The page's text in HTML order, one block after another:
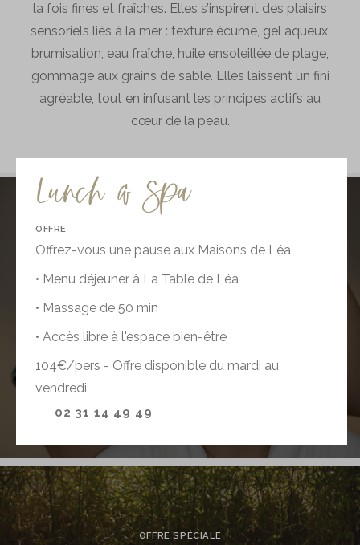
la fois fines et fraîches. Elles s’inspirent des plaisirs
sensoriels liés à la mer : texture écume, gel aqueux,
brumisation, eau fraîche, huile ensoleillée de plage,
gommage aux grains de sable. Elles laissent un fini
agréable, tout en infusant les principes actifs au
cœur de la peau.
Galerie Photos
VOIR LES PHOTOS
OFFRE SPÉCIALE
Lunch & Spa
OFFRE
Offrez-vous une pause aux Maisons de Léa
• Menu déjeuner à La Table de Léa
• Massage de 50 min
• Accès libre à l'espace bien-être
104€/pers - Offre disponible du mardi au
vendredi
02 31 14 49 49